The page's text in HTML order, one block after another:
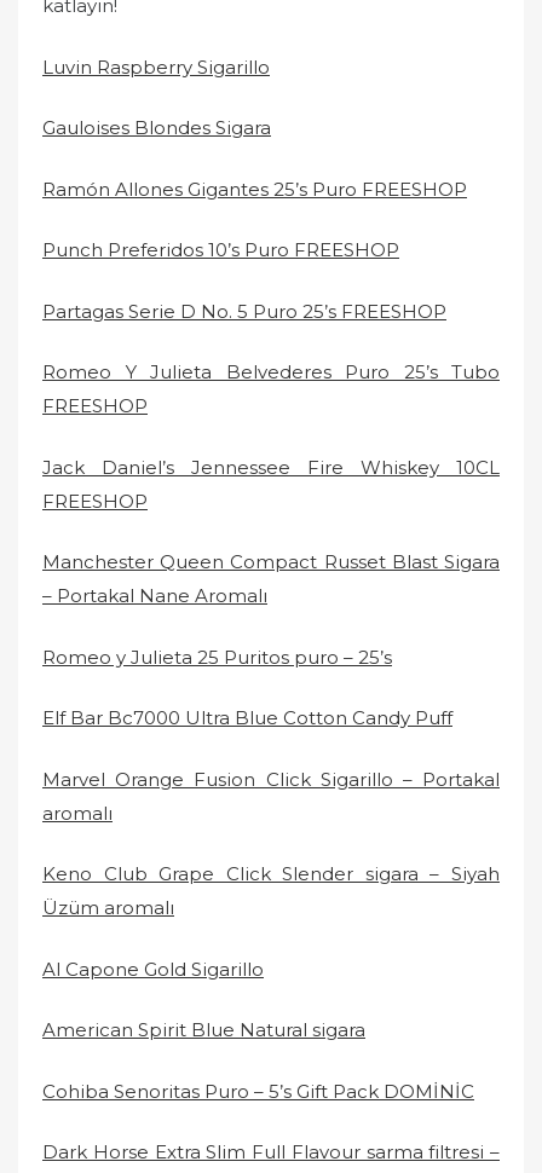
katlayın!
Luvin Raspberry Sigarillo
Gauloises Blondes Sigara
Ramón Allones Gigantes 25’s Puro FREESHOP
Punch Preferidos 10’s Puro FREESHOP
Partagas Serie D No. 5 Puro 25’s FREESHOP
Romeo Y Julieta Belvederes Puro 25’s Tubo
FREESHOP
Jack Daniel’s Jennessee Fire Whiskey 10CL
FREESHOP
Manchester Queen Compact Russet Blast Sigara
– Portakal Nane Aromalı
Romeo y Julieta 25 Puritos puro – 25’s
Elf Bar Bc7000 Ultra Blue Cotton Candy Puff
Marvel Orange Fusion Click Sigarillo – Portakal
aromalı
Keno Club Grape Click Slender sigara – Siyah
Üzüm aromalı
Al Capone Gold Sigarillo
American Spirit Blue Natural sigara
Cohiba Senoritas Puro – 5’s Gift Pack DOMİNİC
Dark Horse Extra Slim Full Flavour sarma filtresi –